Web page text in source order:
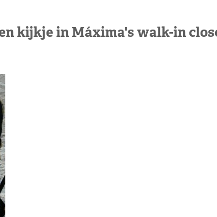
kijkje in Máxima's walk-in